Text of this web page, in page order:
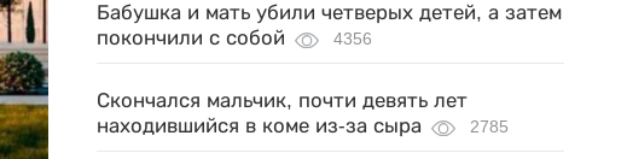
Бабушка и мать убили четверых детей, а затем
покончили с собой
4356
Скончался мальчик, почти девять лет
находившийся в коме из-за сыра
2785